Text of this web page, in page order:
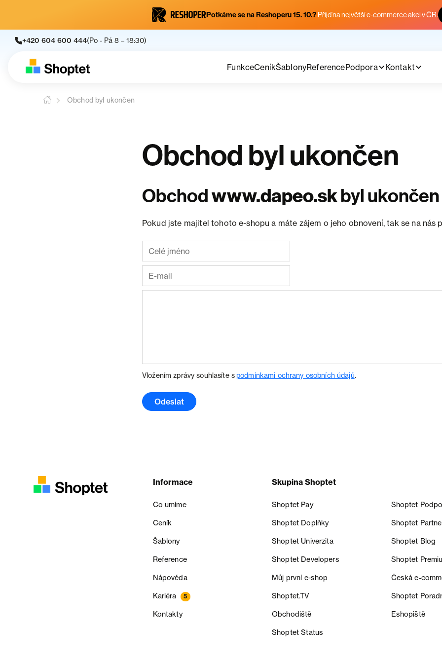
Potkáme se na Reshoperu 15. 10.? Přijď na největší e-commerce akci v ČR.
+420 604 600 444(Po - Pá 8 – 18:30)
FunkceCeníkŠablonyReferencePodpora Kontakt
Obchod byl ukončen
Obchod byl ukončen
Obchodwww.dapeo.skbyl ukončen
Pokud jste majitel tohoto e-shopu a máte zájem o jeho obnovení, tak se na nás
Vložením zprávy souhlasíte spodmínkami ochrany osobních údajů.
Odeslat
Informace
Co umíme
Ceník
Šablony
Reference
Nápověda
Kariéra 5
Kontakty
Skupina Shoptet
Shoptet Pay Shoptet
Shoptet Doplňky Shoptet
Shoptet Univerzita Shoptet Blog
Shoptet Developers Shoptet
Můj první e-shop Česká
Shoptet.TV Shoptet
Obchodiště Eshopiště
Shoptet Status